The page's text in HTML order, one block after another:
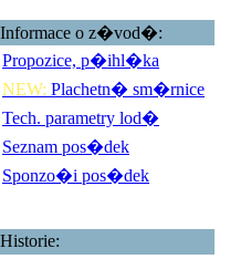
Informace o z�vod�:
Propozice, p�ihl�ka
NEW: Plachetn� sm�rnice
Tech. parametry lod�
Seznam pos�dek
Sponzo�i pos�dek
Historie: